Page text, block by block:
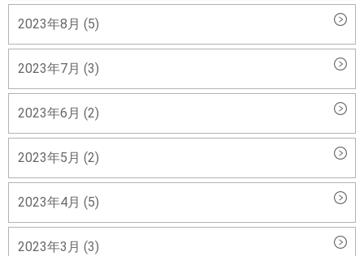
2023年8月 (5)
2023年7月 (3)
2023年6月 (2)
2023年5月 (2)
2023年4月 (5)
2023年3月 (3)